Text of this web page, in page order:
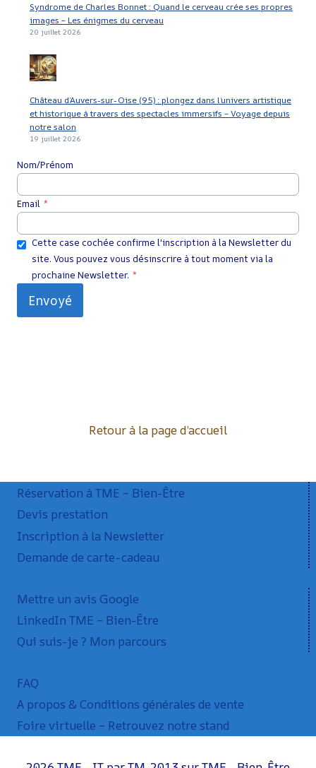
Syndrome de Charles Bonnet : Quand le cerveau crée ses propres
images – Les énigmes du cerveau
20 juillet 2026
Château d’Auvers-sur-Oise (95) : plongez dans l’univers artistique
et historique à travers des spectacles immersifs – Voyage depuis
notre salon
19 juillet 2026
Nom/Prénom
Email *
Cette case cochée confirme l'inscription à la Newsletter du
site. Vous pouvez vous désinscrire à tout moment via la
prochaine Newsletter. *
Envoyé
Retour à la page d’accueil
Réservation à TME – Bien-Être
Devis prestation
Inscription à la Newsletter
Demande de carte-cadeau
Mettre un avis Google
LinkedIn TME – Bien-Être
Qui suis-je ? Mon parcours
FAQ
A propos & Conditions générales de vente
Foire virtuelle – Retrouvez notre stand